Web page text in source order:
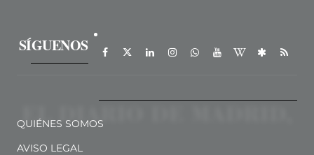
SÍGUENOS
QUIÉNES SOMOS
AVISO LEGAL